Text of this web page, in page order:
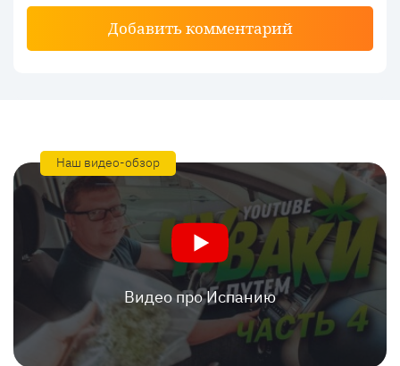
Добавить комментарий
Наш видео-обзор
Видео про Испанию